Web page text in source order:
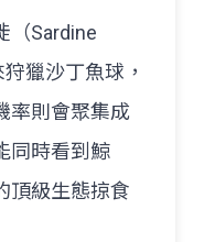
（Sardine
獵沙丁魚球，
率則會聚集成
同時看到鯨
頂級生態掠食